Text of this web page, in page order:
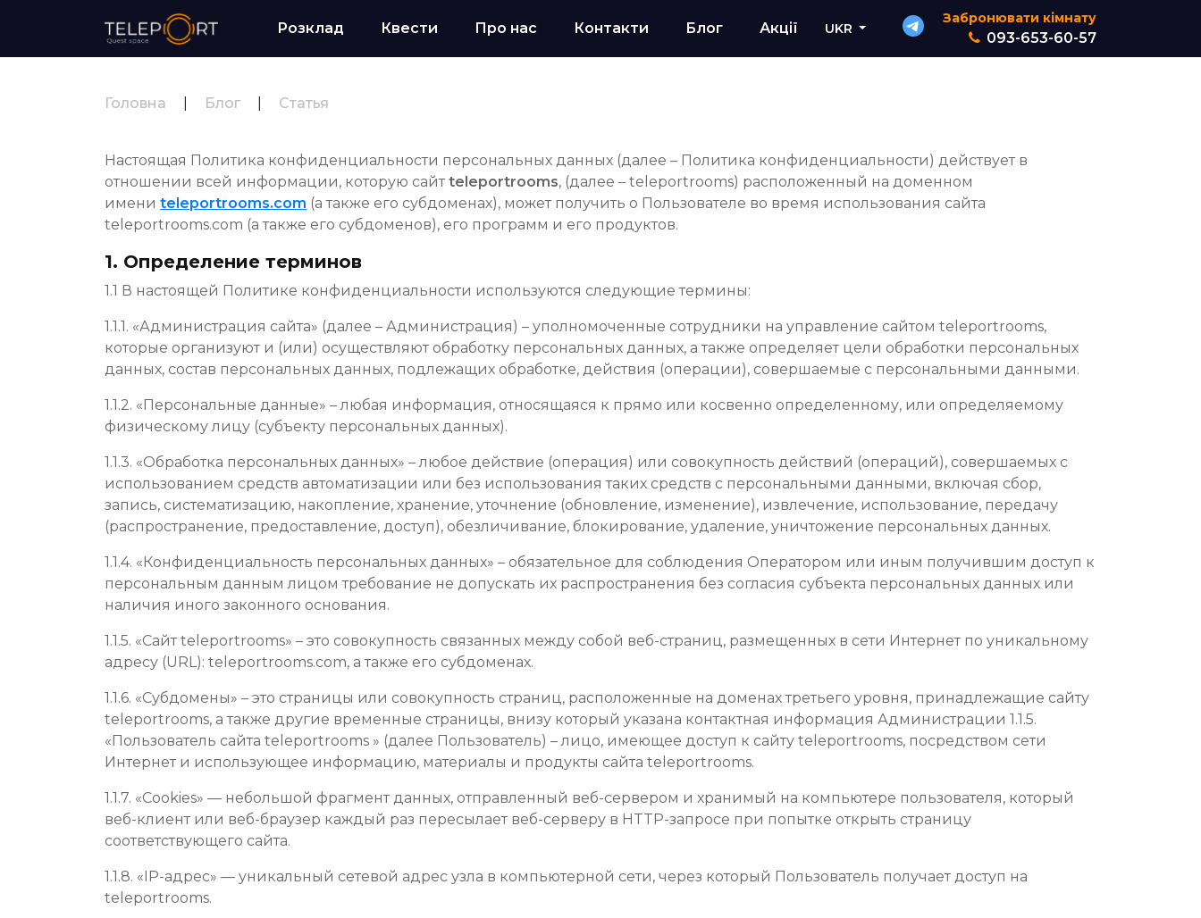
Розклад Квести Про нас Контакти Блог Акції UKR
Забронювати кімнату
093-653-60-57
Головна Блог Статья
Настоящая Политика конфиденциальности персональных данных (далее – Политика конфиденциальности) действует в
отношении всей информации, которую сайтteleportrooms, (далее – teleportrooms) расположенный на доменном
имени teleportrooms.com (а также его субдоменах), может получить о Пользователе во время использования сайта
teleportrooms.com (а также его субдоменов), его программ и его продуктов.
1. Определение терминов
1.1 В настоящей Политике конфиденциальности используются следующие термины:
1.1.1. «Администрация сайта» (далее – Администрация) – уполномоченные сотрудники на управление сайтом teleportrooms,
которые организуют и (или) осуществляют обработку персональных данных, а также определяет цели обработки персональных
данных, состав персональных данных, подлежащих обработке, действия (операции), совершаемые с персональными данными.
1.1.2. «Персональные данные» – любая информация, относящаяся к прямо или косвенно определенному, или определяемому
физическому лицу (субъекту персональных данных).
1.1.3. «Обработка персональных данных» – любое действие (операция) или совокупность действий (операций), совершаемых с
использованием средств автоматизации или без использования таких средств с персональными данными, включая сбор,
запись, систематизацию, накопление, хранение, уточнение (обновление, изменение), извлечение, использование, передачу
(распространение, предоставление, доступ), обезличивание, блокирование, удаление, уничтожение персональных данных.
1.1.4. «Конфиденциальность персональных данных» – обязательное для соблюдения Оператором или иным получившим доступ к
персональным данным лицом требование не допускать их распространения без согласия субъекта персональных данных или
наличия иного законного основания.
1.1.5. «Сайт teleportrooms» – это совокупность связанных между собой веб-страниц, размещенных в сети Интернет по уникальному
адресу (URL): teleportrooms.com, а также его субдоменах.
1.1.6. «Субдомены» – это страницы или совокупность страниц, расположенные на доменах третьего уровня, принадлежащие сайту
teleportrooms, а также другие временные страницы, внизу который указана контактная информация Администрации 1.1.5.
«Пользователь сайта teleportrooms » (далее Пользователь) – лицо, имеющее доступ к сайту teleportrooms, посредством сети
Интернет и использующее информацию, материалы и продукты сайта teleportrooms.
1.1.7. «Cookies» — небольшой фрагмент данных, отправленный веб-сервером и хранимый на компьютере пользователя, который
веб-клиент или веб-браузер каждый раз пересылает веб-серверу в HTTP-запросе при попытке открыть страницу
соответствующего сайта.
1.1.8. «IP-адрес» — уникальный сетевой адрес узла в компьютерной сети, через который Пользователь получает доступ на
teleportrooms.